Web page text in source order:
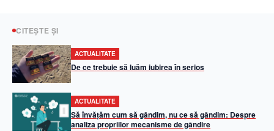
CITEȘTE ȘI
ACTUALITATE
De ce trebuie să luăm iubirea în serios
ACTUALITATE
Să învățăm cum să gândim, nu ce să gândim: Despre
analiza propriilor mecanisme de gândire